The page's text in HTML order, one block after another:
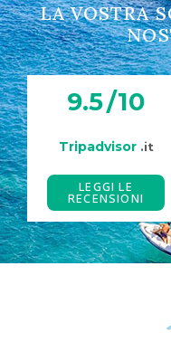
LA VOSTRA
9.5/10
Tripadvisor .it
LEGGI LE
RECENSIONI